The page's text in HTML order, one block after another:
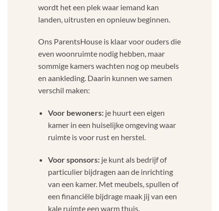
wordt het een plek waar iemand kan
landen, uitrusten en opnieuw beginnen.
Ons ParentsHouse is klaar voor ouders die
even woonruimte nodig hebben, maar
sommige kamers wachten nog op meubels
en aankleding. Daarin kunnen we samen
verschil maken:
Voor bewoners: je huurt een eigen
kamer in een huiselijke omgeving waar
ruimte is voor rust en herstel.
Voor sponsors: je kunt als bedrijf of
particulier bijdragen aan de inrichting
van een kamer. Met meubels, spullen of
een financiële bijdrage maak jij van een
kale ruimte een warm thuis.